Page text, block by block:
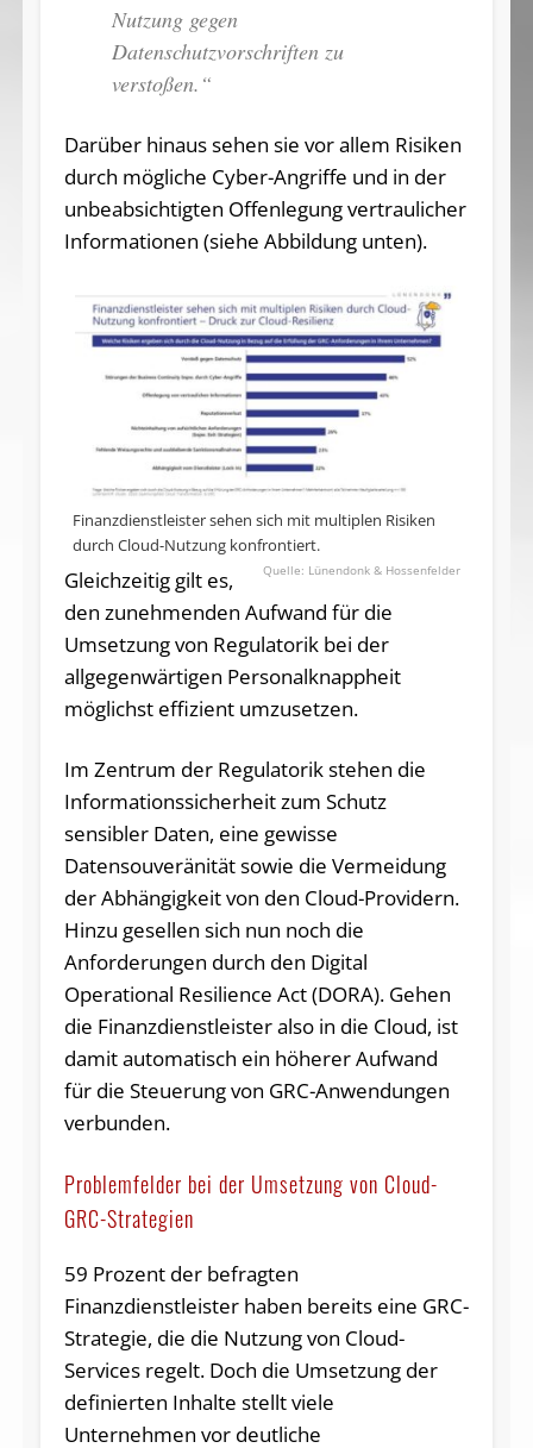
Nutzung gegen
Datenschutzvorschriften zu
verstoßen.“
Darüber hinaus sehen sie vor allem Risiken
durch mögliche Cyber-Angriffe und in der
unbeabsichtigten Offenlegung vertraulicher
Informationen (siehe Abbildung unten).
Finanzdienstleister sehen sich mit multiplen Risiken
durch Cloud-Nutzung konfrontiert.
Lünendonk & Hossenfelder
Gleichzeitig gilt es,
den zunehmenden Aufwand für die
Umsetzung von Regulatorik bei der
allgegenwärtigen Personalknappheit
möglichst effizient umzusetzen.
Im Zentrum der Regulatorik stehen die
Informationssicherheit zum Schutz
sensibler Daten, eine gewisse
Datensouveränität sowie die Vermeidung
der Abhängigkeit von den Cloud-Providern.
Hinzu gesellen sich nun noch die
Anforderungen durch den Digital
Operational Resilience Act (DORA). Gehen
die Finanzdienstleister also in die Cloud, ist
damit automatisch ein höherer Aufwand
für die Steuerung von GRC-Anwendungen
verbunden.
Problemfelder bei der Umsetzung von Cloud-
GRC-Strategien
59 Prozent der befragten
Finanzdienstleister haben bereits eine GRC-
Strategie, die die Nutzung von Cloud-
Services regelt. Doch die Umsetzung der
definierten Inhalte stellt viele
Unternehmen vor deutliche